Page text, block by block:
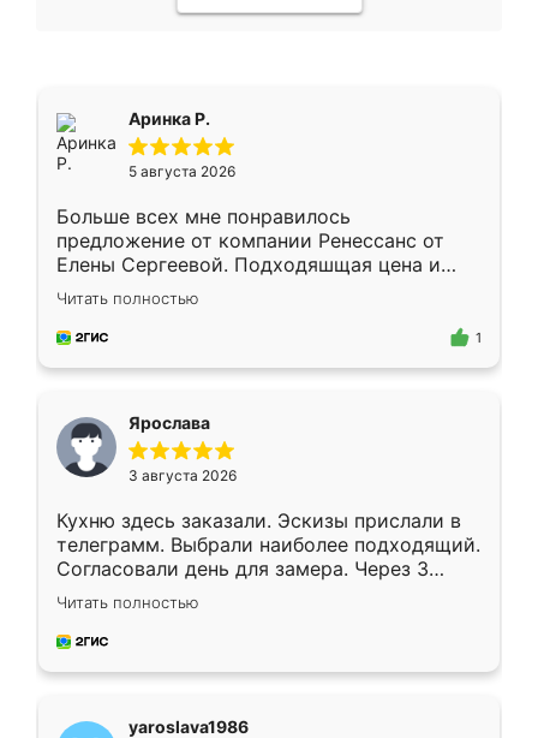
Аринка Р.
5 августа 2026
Больше всех мне понравилось
предложение от компании Ренессанс от
Елены Сергеевой. Подходяшщая цена и
короткие сроки изготовления. Приехавший
для замера сотрудник Владислав
предложил по моему эскизу самый
Читать полностью
1
Ярослава
3 августа 2026
Кухню здесь заказали. Эскизы прислали в
телеграмм. Выбрали наиболее подходящий.
Согласовали день для замера. Через 3
недели кухня была уже готова. Остались
довольны работой. Спасибо Ренессанс
мебель за качественную работу!
Читать полностью
yaroslava1986